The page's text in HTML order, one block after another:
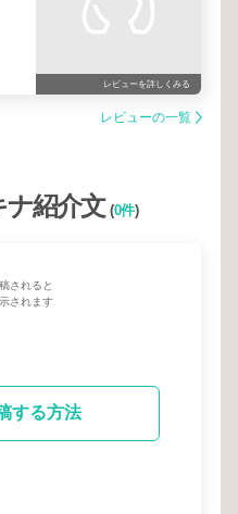
レビューを詳しくみる
レビューの一覧
ナ紹介文(0件)
されると
されます
する方法